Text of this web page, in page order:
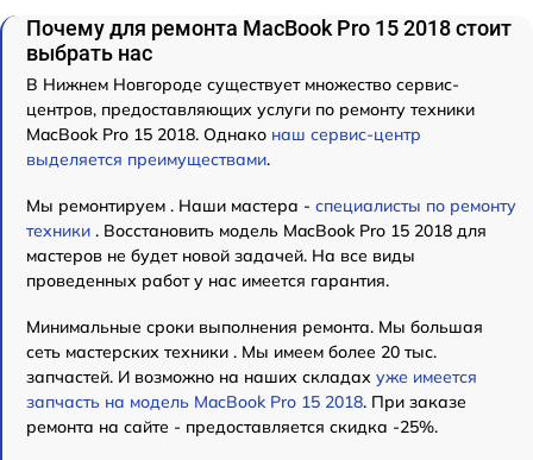
Почему для ремонта MacBook Pro 15 2018 стоит
выбрать нас
В Нижнем Новгороде существует множество сервис-
центров, предоставляющих услуги по ремонту техники
MacBook Pro 15 2018. Однако наш сервис-центр
выделяется преимуществами.
Мы ремонтируем . Наши мастера - специалисты по ремонту
техники . Восстановить модель MacBook Pro 15 2018 для
мастеров не будет новой задачей. На все виды
проведенных работ у нас имеется гарантия.
Минимальные сроки выполнения ремонта. Мы большая
сеть мастерских техники . Мы имеем более 20 тыс.
запчастей. И возможно на наших складах уже имеется
запчасть на модель MacBook Pro 15 2018. При заказе
ремонта на сайте - предоставляется скидка -25%.